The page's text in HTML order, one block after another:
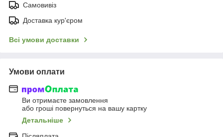
Самовивіз
Доставка кур'єром
Всі умови доставки
Умови оплати
Ви отримаєте замовлення
або гроші повернуться на вашу картку
Детальніше